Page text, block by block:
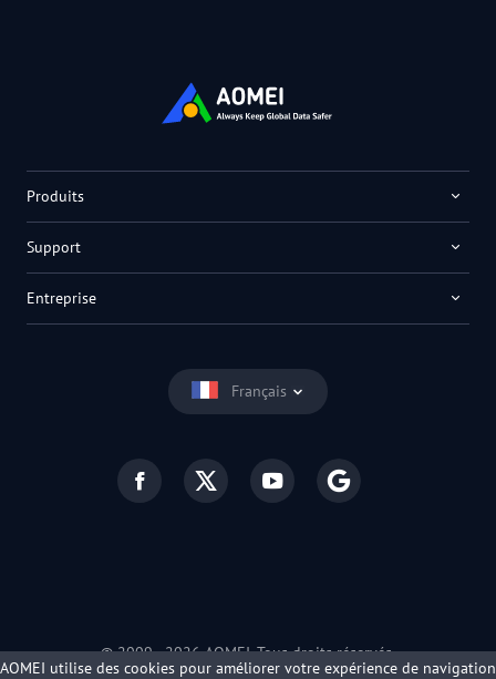
Français
Produits
Support
Entreprise
© 2009 -2026AOMEI. Tous droits réservés.
AOMEI utilise des cookies pour améliorer votre expérience de navigation